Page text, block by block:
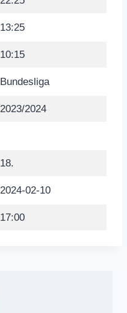
13:25
10:15
Bundesliga
2023/2024
18.
2024-02-10
17:00